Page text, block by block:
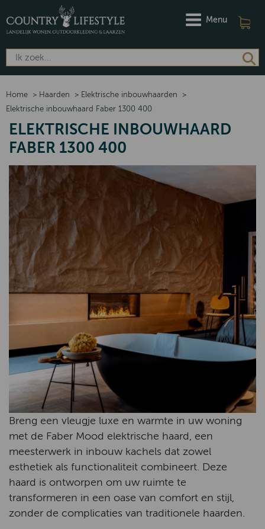
Menu
Home > Haarden > Elektrische inbouwhaarden
>
Elektrische inbouwhaard Faber 1300 400
ELEKTRISCHE INBOUWHAARD
FABER 1300 400
Breng een vleugje luxe en warmte in uw woning
met de Faber Mood elektrische haard, een
meesterwerk in inbouw kachels dat zowel
esthetiek als functionaliteit combineert. Deze
haard is ontworpen om uw ruimte te
transformeren in een oase van comfort en stijl,
zonder de complicaties van traditionele haarden.